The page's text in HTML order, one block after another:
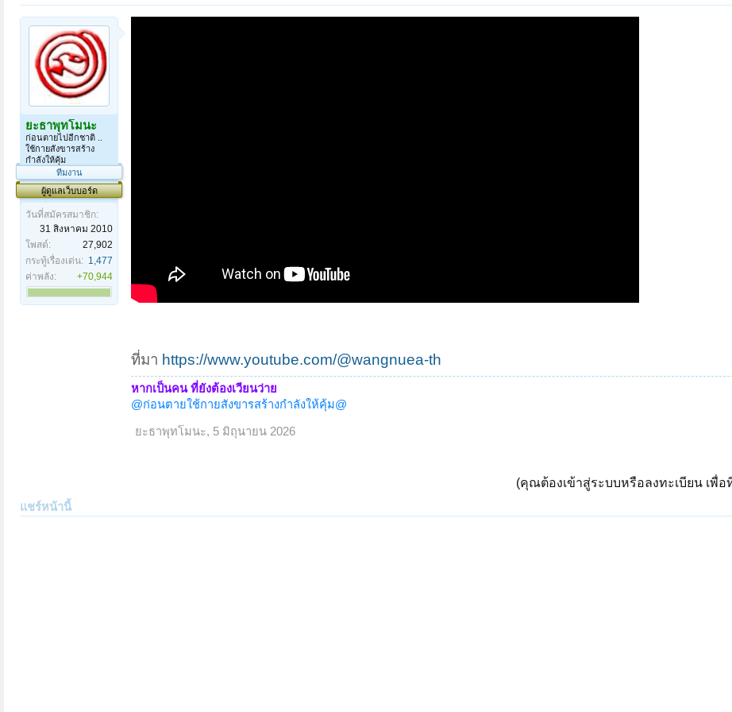
ยะธาพุทโมนะ
ก่อนตายไปอีกชาติ ..
ใช้กายสังขารสร้าง
กำลังให้คุ้ม
ทีมงาน
ผู้ดูแลเว็บบอร์ด
วันที่สมัครสมาชิก:
31 สิงหาคม 2010
โพสต์:
27,902
กระทู้เรื่องเด่น: 1,477
ค่าพลัง:
+70,944
ที่มา https://www.youtube.com/@wangnuea-th
หากเป็นคน ที่ยังต้องเวียนว่าย
@ก่อนตายใช้กายสังขารสร้างกำลังให้คุ้ม@
ยะธาพุทโมนะ, 5 มิถุนายน 2026
(คุณต้องเข้าสู่ระบบหรือลงทะเบียน เพื่อ
แชร์หน้านี้